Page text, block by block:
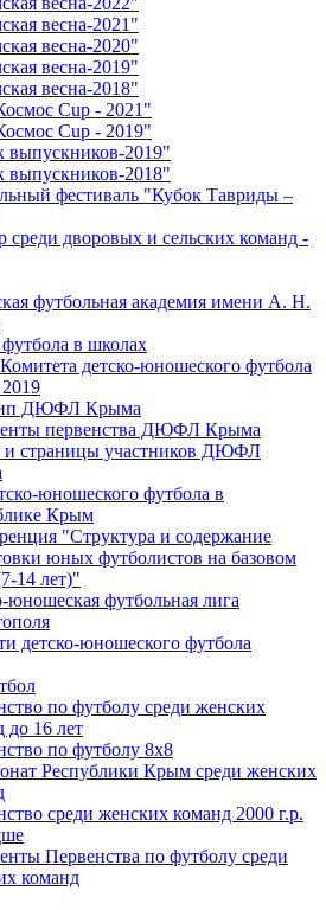
весна-2021"
весна-2020"
весна-2019"
весна-2018"
Cup - 2021"
Cup - 2019"
выпускников-2019"
выпускников-2018"
фестиваль "Кубок Тавриды –
среди дворовых и сельских команд -
футбольная академия имени А. Н.
в школах
детско-юношеского футбола
ДЮФЛ Крыма
первенства ДЮФЛ Крыма
страницы участников ДЮФЛ
юношеского футбола в
Крым
"Структура и содержание
юных футболистов на базовом
14 лет)"
юношеская футбольная лига
детско-юношеского футбола
по футболу среди женских
до 16 лет
по футболу 8х8
Республики Крым среди женских
среди женских команд 2000 г.р.
Первенства по футболу среди
команд